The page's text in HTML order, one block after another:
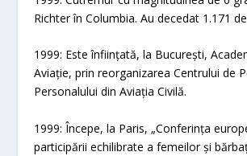
Richter în Columbia. Au decedat 1.171
1999: Este înființată, la București,
Aviație, prin reorganizarea Centrului de
Personalului din Aviația Civilă.
1999: Începe, la Paris, „Conferința
participării echilibrate a femeilor și